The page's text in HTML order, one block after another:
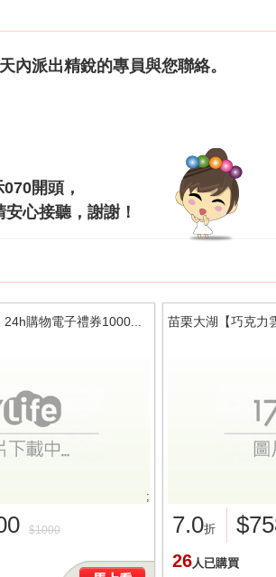
內派出精銳的專員與您聯絡。
開頭，
心接聽，謝謝！
24h購物電子禮券1000...
;
$1000
苗栗大湖【巧克力
7.0折
26 人已購買